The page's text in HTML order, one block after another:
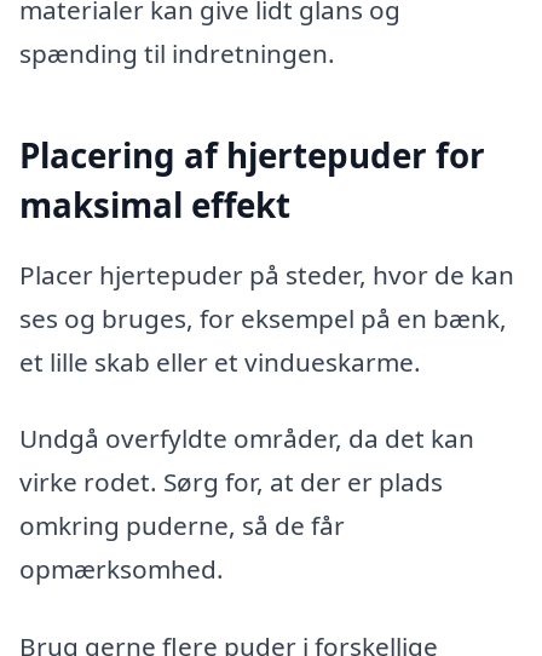
materialer kan give lidt glans og
spænding til indretningen.
Placering af hjertepuder for
maksimal effekt
Placer hjertepuder på steder, hvor de kan
ses og bruges, for eksempel på en bænk,
et lille skab eller et vindueskarme.
Undgå overfyldte områder, da det kan
virke rodet. Sørg for, at der er plads
omkring puderne, så de får
opmærksomhed.
Brug gerne flere puder i forskellige